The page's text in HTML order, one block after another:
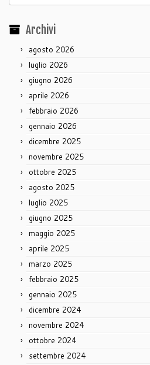
per:
Archivi
agosto 2026
luglio 2026
giugno 2026
aprile 2026
febbraio 2026
gennaio 2026
dicembre 2025
novembre 2025
ottobre 2025
agosto 2025
luglio 2025
giugno 2025
maggio 2025
aprile 2025
marzo 2025
febbraio 2025
gennaio 2025
dicembre 2024
novembre 2024
ottobre 2024
settembre 2024